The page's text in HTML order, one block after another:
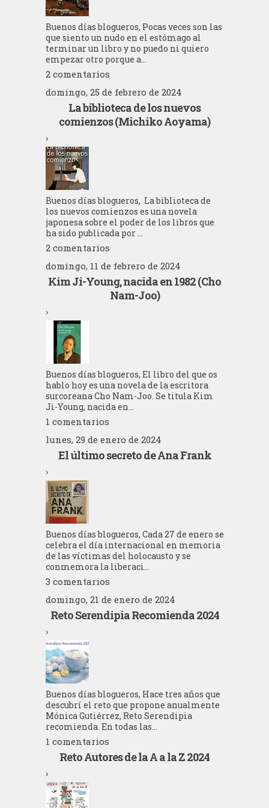
Buenos días blogueros, Pocas veces son las
que siento un nudo en el estómago al
terminar un libro y no puedo ni quiero
empezar otro porque a...
2 comentarios
domingo, 25 de febrero de 2024
La biblioteca de los nuevos
comienzos (Michiko Aoyama)
›
Buenos días blogueros, La biblioteca de
los nuevos comienzos es una novela
japonesa sobre el poder de los libros que
ha sido publicada por ...
2 comentarios
domingo, 11 de febrero de 2024
Kim Ji-Young, nacida en 1982 (Cho
Nam-Joo)
›
Buenos días blogueros, El libro del que os
hablo hoy es una novela de la escritora
surcoreana Cho Nam-Joo. Se titula Kim
Ji-Young, nacida en...
1 comentarios
lunes, 29 de enero de 2024
El último secreto de Ana Frank
›
Buenos días blogueros, Cada 27 de enero se
celebra el día internacional en memoria
de las víctimas del holocausto y se
conmemora la liberaci...
3 comentarios
domingo, 21 de enero de 2024
Reto Serendipia Recomienda 2024
›
Buenos días blogueros, Hace tres años que
descubrí el reto que propone anualmente
Mónica Gutiérrez, Reto Serendipia
recomienda. En todas las...
1 comentarios
Reto Autores de la A a la Z 2024
›